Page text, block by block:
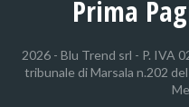
Prima
2026 - Blu Trend srl - P. IVA
tribunale di Marsala n.202